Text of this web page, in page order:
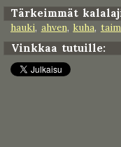
Tärkeimmät
hauki, ahven, kuha,
Vinkkaa tutuille: